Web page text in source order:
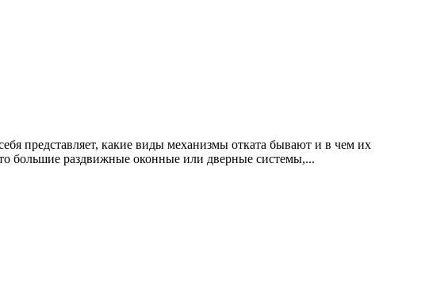
представляет, какие виды механизмы отката бывают и в чем их
большие раздвижные оконные или дверные системы,...